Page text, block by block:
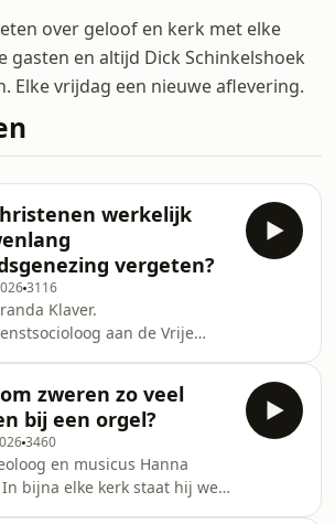
over geloof en kerk met elke
gasten en altijd Dick Schinkelshoek
Elke vrijdag een nieuwe aflevering.
werkelijk
vergeten?
3116
Klaver.
aan de Vrije
de Wal stond afgelopen tijd
in de belangstelling.
deze uitspraak ook door veel
christenen in twijfel
is het bidden om
een van de kernaspecten
zweren zo veel
bij een orgel?
3460
en musicus Hanna
In bijna elke kerk staat hij wel: